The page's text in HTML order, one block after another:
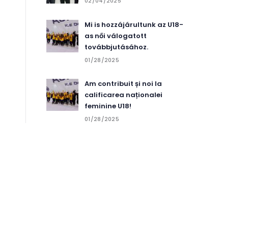
Mi is hozzájárultunk az U18-
as női válogatott
továbbjutásához.
01/28/2025
Am contribuit și noi la
calificarea naționalei
feminine U18!
01/28/2025